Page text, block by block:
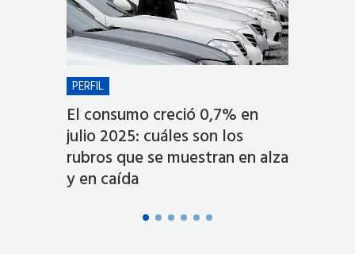
PERFIL
El consumo creció 0,7% en
julio 2025: cuáles son los
rubros que se muestran en alza
y en caída